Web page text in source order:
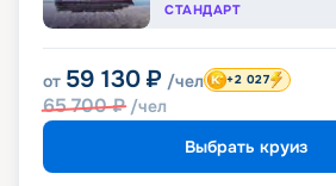
СТАНДАРТ
от 59 130 ₽ /чел
65 700₽ /чел
+2 027
Выбрать круиз